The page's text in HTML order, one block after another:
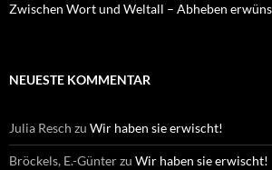
Zwischen Wort und Weltall – Abheben
NEUESTE KOMMENTAR
Julia Resch zu Wir haben sie erwischt!
Bröckels, E.-Günterzu Wir haben sie erwischt!